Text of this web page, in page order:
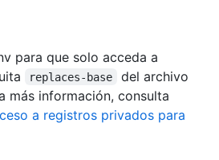
para que solo acceda a
replaces-base del archivo
más información, consulta
a registros privados para